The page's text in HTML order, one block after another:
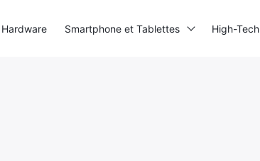
Smartphone et Tablettes High-Tech